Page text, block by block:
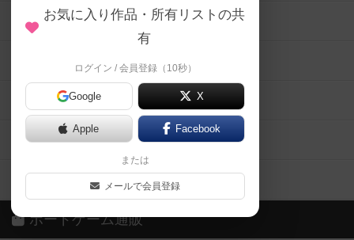
お気に入り作品・所有リストの共
有
ログイン / 会員登録（10秒）
Google X
Apple Facebook
または
メールで会員登録
メカニクス特集
掲示板・トピックス
ボドとも・会員一覧
ボードゲーム業界コラム
ボドゲーマご利用案内
ボードゲーム通販